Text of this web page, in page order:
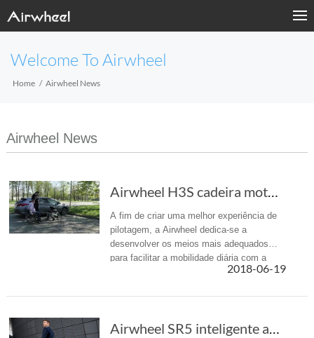
Welcome To Airwheel
Home Airwheel News
Airwheel News
Airwheel H3S cadeira motorizada de robô: uma ...
A fim de criar uma melhor experiência de
pilotagem, a Airwheel dedica-se a
desenvolver os meios mais adequados
para facilitar a mobilidade diária com a
mais recente tecnologia, dizem as2018-06-19
Airwheel SR5 inteligente auto-dirigir bagagem...